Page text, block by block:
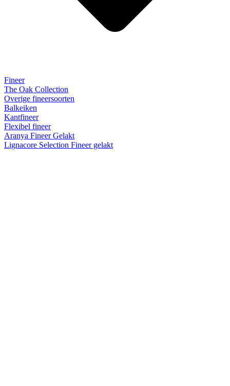
Fineer
The Oak Collection
Overige fineersoorten
Balkeiken
Kantfineer
Flexibel fineer
Aranya Fineer Gelakt
Lignacore Selection Fineer gelakt